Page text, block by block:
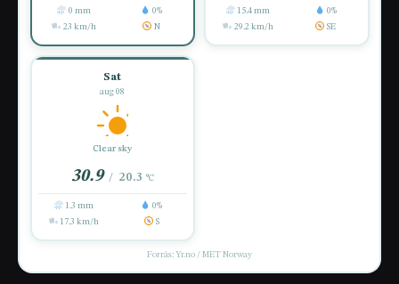
0 mm
0%
23 km/h
N
15.4 mm
0%
29.2 km/h
SE
Sat
aug 08
Clear sky
30.9 / 20.3 °C
1.3 mm
0%
17.3 km/h
S
Forrás: Yr.no / MET Norway